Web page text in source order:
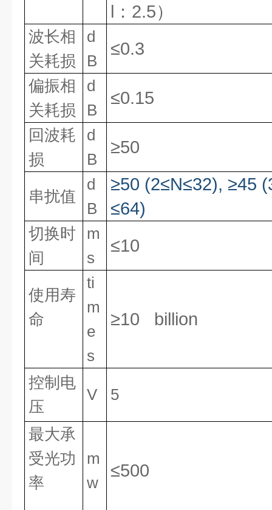
l： 2.5）
波长相
关耗损
d
B
≤0.3
偏振相
关耗损
d
B
≤0.15
回波耗
损
d
B
≥50
串扰值
d
B
≥50 (2≤N≤32), ≥45
≤64)
切换时
间
m
s
≤10
使用寿
命
ti
m
e
s
≥10 billion
控制电
压
V 5
最大承
受光功
率
m
w
≤500